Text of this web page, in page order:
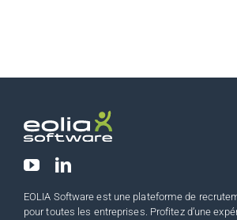
EOLIA Software est une plateforme de
pour toutes les entreprises. Profitez d’une